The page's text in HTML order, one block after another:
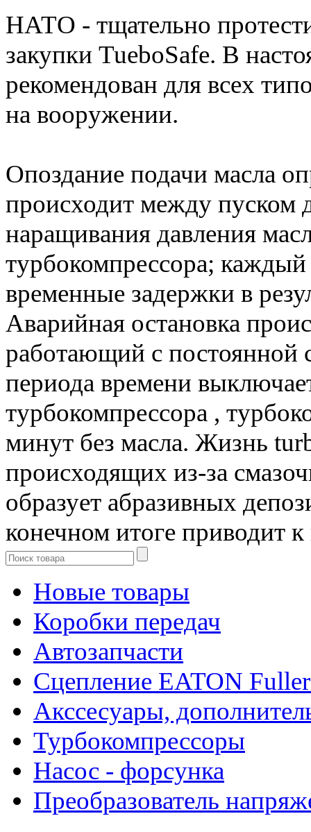
НАТО - тщательно
закупки TueboSafe. В
рекомендован для всех
на вооружении.
Опоздание подачи масла
происходит между пуском
наращивания давления
турбокомпрессора;
временные задержки в
Аварийная остановка
работающий с постоянной
периода времени
турбокомпрессора ,
минут без масла. Жизнь
происходящих из-за
образует абразивных
конечном итоге приводит
Новые товары
Коробки передач
Автозапчасти
Сцепление EATON
Акссесуары,
Турбокомпрессоры
Насос - форсунка
Преобразователь